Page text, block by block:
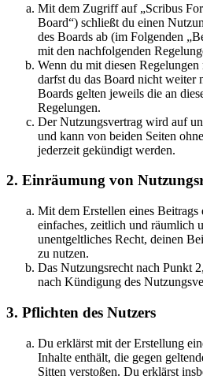
Mit dem Zugriff auf „Scribus
Board“) schließt du einen
des Boards ab (im Folgenden
mit den nachfolgenden
Wenn du mit diesen
darfst du das Board nicht weiter
Boards gelten jeweils die an
Regelungen.
Der Nutzungsvertrag wird auf
und kann von beiden Seiten
jederzeit gekündigt werden.
2. Einräumung von
Mit dem Erstellen eines Beitrags
einfaches, zeitlich und räumlich
unentgeltliches Recht, deinen
zu nutzen.
Das Nutzungsrecht nach Punkt
nach Kündigung des
3. Pflichten des Nutzers
Du erklärst mit der Erstellung
Inhalte enthält, die gegen
Sitten verstoßen. Du erklärst